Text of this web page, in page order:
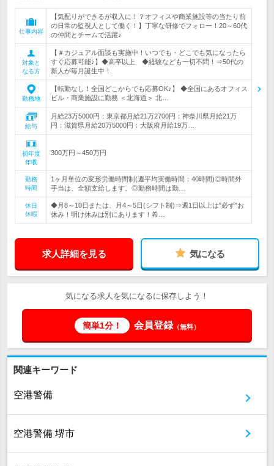
仕事内容
【気配りができるが収入に！？オフィスや商業施設等の当たり前
の日常の監視人として働く！】丁寧な研修でフォロー！20～60代
の仲間とチームで活躍♪
対象と
なる方
【＃カジュアル面談も実施中！いつでも・どこでも気になったら
すぐ応募可能♪】◆高卒以上 ◆経験なども一切不問！⇒50代の
新人が毎月誕生中！
勤務地
【転勤なし！全国どこからでも応募OK♪】 ◆全国にあるオフィス
ビル・商業施設に勤務 ＜北海道＞ 北…
給与
月給23万5000円：東京都月給21万2700円：神奈川県月給21万
円：滋賀県月給20万5000円：大阪府月給19万…
初年度
年収
300万円～450万円
勤務
時間
1ヶ月単位の変形労働時間制(週平均実働時間：40時間)◎時間外
手当は、全額支給します。◎勤務時間は勤…
休日
休暇
◆月8～10日または、月4～5日(シフト制)⇒週1日以上は"必ず"お
休み！明け休みは別にあります！希…
求人詳細を見る 気になる
気になる求人を気になるに保存しよう！
簡単1分！ 会員登録（無料）
関連キーワード
空港警備
空港警備 堺市